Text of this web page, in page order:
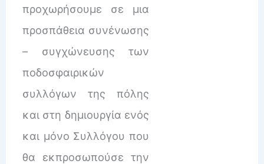
προχωρήσουμε σε μια
προσπάθεια συνένωσης
– συγχώνευσης των
ποδοσφαιρικών
συλλόγων της πόλης
και στη δημιουργία ενός
και μόνο Συλλόγου που
θα εκπροσωπούσε την